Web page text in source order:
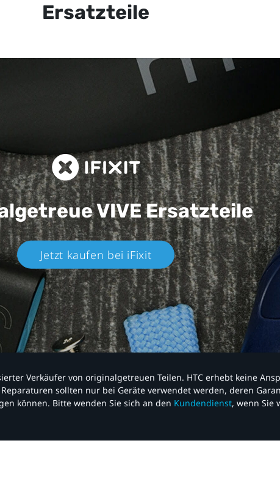
Ersatzteile
VIVEErsatzteile
Jetzt kaufen bei iFixit​
Verkäufer von originalgetreuen Teilen. HTC erhebt keine
sollten nur bei Geräte verwendet werden, deren
können. Bitte wenden Sie sich an den Kundendienst, wenn Sie